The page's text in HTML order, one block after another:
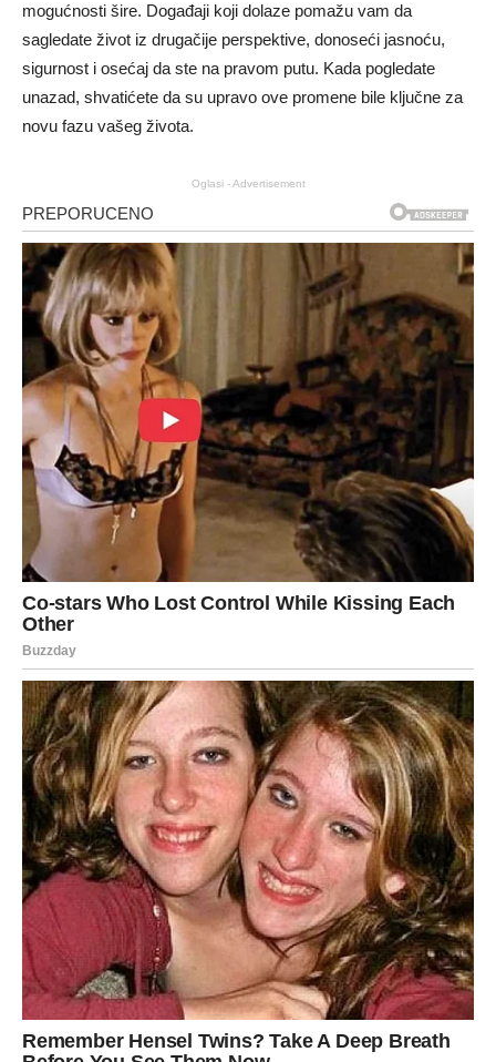
mogućnosti šire. Događaji koji dolaze pomažu vam da
sagledate život iz drugačije perspektive, donoseći jasnoću,
sigurnost i osećaj da ste na pravom putu. Kada pogledate
unazad, shvatićete da su upravo ove promene bile ključne za
novu fazu vašeg života.
Oglasi - Advertisement